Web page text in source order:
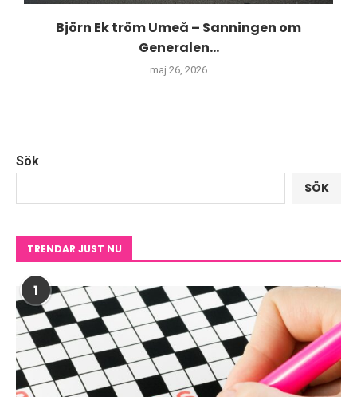
Björn Ek tröm Umeå – Sanningen om
Generalen...
maj 26, 2026
Sök
SÖK
TRENDAR JUST NU
1